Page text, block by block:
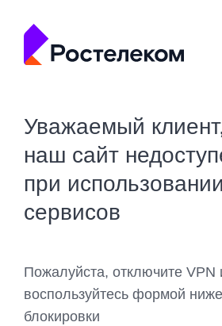
Уважаемый
наш сайт
при
сервисов
Пожалуйста, отключите VPN
воспользуйтесь формой
блокировки